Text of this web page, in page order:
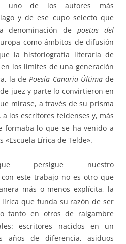
uno de los autores más
y de ese cupo selecto que
denominación depoetas del
como ámbitos de difusión
la historiografía literaria de
los límites de una generación
la dePoesía Canaria Últimade
juez y parte lo convirtieron en
mirase, a través de su prisma
los escritores teldenses y, más
formaba lo que se ha venido a
Lírica de Telde».
persigue nuestro
este trabajo no es otro que
más o menos explícita, la
que funda su razón de ser
tanto en otros de raigambre
escritores nacidos en un
años de diferencia, asiduos